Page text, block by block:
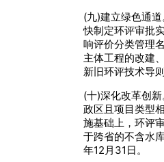
(九)建立绿色通
快制定环评审批
响评价分类管理
主体工程的改建
新旧环评技术导
(十)深化改革创
政区且项目类型
施基础上，环评
于跨省的不含水
年12月31日。